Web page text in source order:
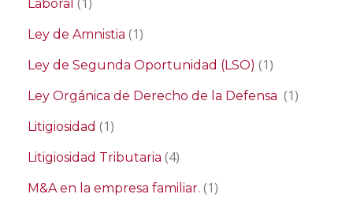
Laboral
Ley de Amnistia (1)
Ley de Segunda Oportunidad (LSO) (1)
Ley Orgánica de Derecho de la Defensa (1)
Litigiosidad (1)
Litigiosidad Tributaria (4)
M&A en la empresa familiar. (1)